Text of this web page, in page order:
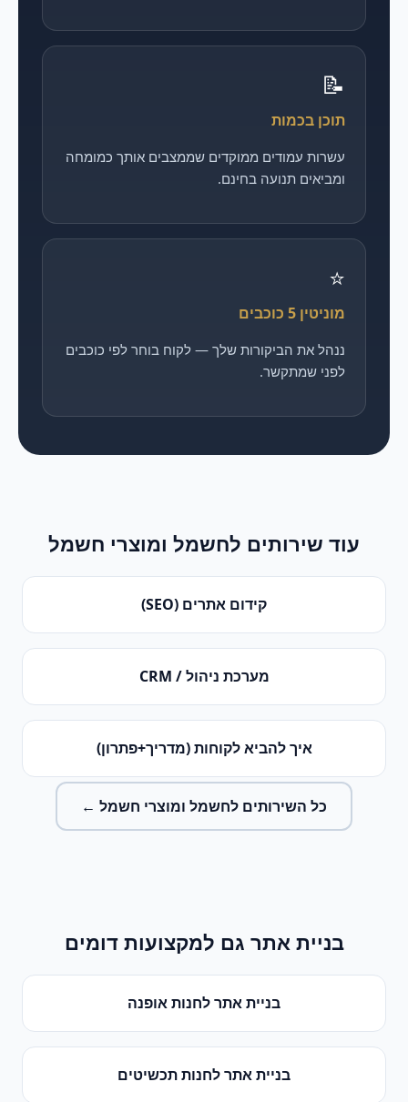
📝
תוכן בכמות
עשרות עמודים ממוקדים שממצבים אותך כמומחה
ומביאים תנועה בחינם.
⭐
מוניטין 5 כוכבים
ננהל את הביקורות שלך — לקוח בוחר לפי כוכבים
לפני שמתקשר.
עוד שירותים לחשמל ומוצרי חשמל
קידום אתרים (SEO)
מערכת ניהול / CRM
איך להביא לקוחות (מדריך+פתרון)
כל השירותים לחשמל ומוצרי חשמל ←
בניית אתר גם למקצועות דומים
בניית אתרלחנות אופנה
בניית אתרלחנות תכשיטים